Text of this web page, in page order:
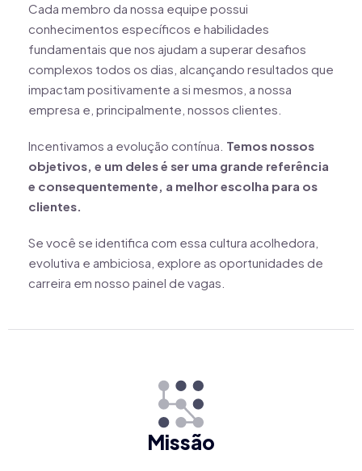
Cada membro da nossa equipe possui
conhecimentos específicos e habilidades
fundamentais que nos ajudam a superar desafios
complexos todos os dias, alcançando resultados que
impactam positivamente a si mesmos, a nossa
empresa e, principalmente, nossos clientes.
Incentivamos a evolução contínua. Temos nossos
objetivos, e um deles é ser uma grande referência
e consequentemente, a melhor escolha para os
clientes.
Se você se identifica com essa cultura acolhedora,
evolutiva e ambiciosa, explore as oportunidades de
carreira em nosso painel de vagas.
Missão